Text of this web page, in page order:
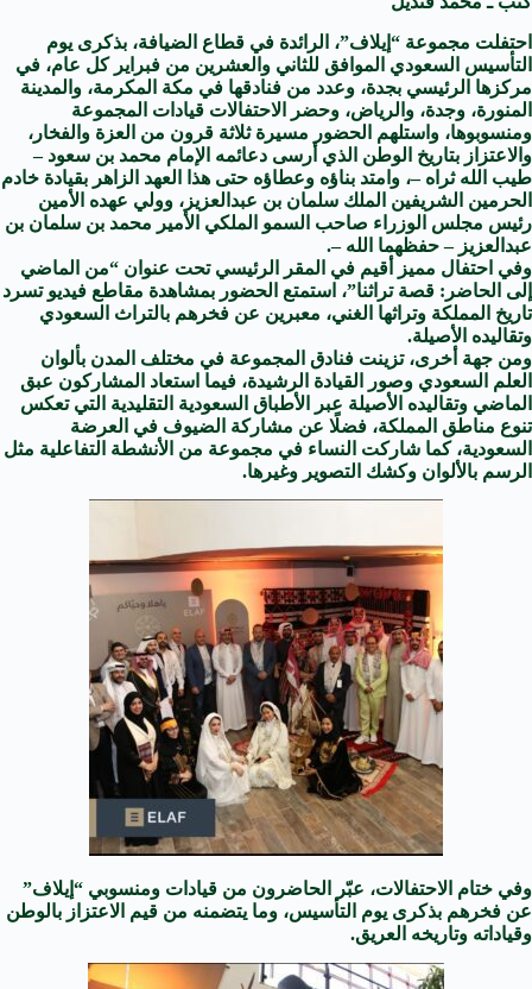
احتفلت مجموعة “إيلاف”، الرائدة في قطاع الضيافة، بذكرى يوم
التأسيس السعودي الموافق للثاني والعشرين من فبراير كل عام، في
مركزها الرئيسي بجدة، وعدد من فنادقها في مكة المكرمة، والمدينة
المنورة، وجدة، والرياض، وحضر الاحتفالات قيادات المجموعة
ومنسوبوها، واستلهم الحضور مسيرة ثلاثة قرون من العزة والفخار،
والاعتزاز بتاريخ الوطن الذي أرسى دعائمه الإمام محمد بن سعود –
طيب الله ثراه –، وامتد بناؤه وعطاؤه حتى هذا العهد الزاهر بقيادة خادم
الحرمين الشريفين الملك سلمان بن عبدالعزيز، وولي عهده الأمين
رئيس مجلس الوزراء صاحب السمو الملكي الأمير محمد بن سلمان بن
عبدالعزيز – حفظهما الله –.
وفي احتفال مميز أقيم في المقر الرئيسي تحت عنوان “من الماضي
إلى الحاضر: قصة تراثنا”، استمتع الحضور بمشاهدة مقاطع فيديو تسرد
تاريخ المملكة وتراثها الغني، معبرين عن فخرهم بالتراث السعودي
وتقاليده الأصيلة.
ومن جهة أخرى، تزينت فنادق المجموعة في مختلف المدن بألوان
العلم السعودي وصور القيادة الرشيدة، فيما استعاد المشاركون عبق
الماضي وتقاليده الأصيلة عبر الأطباق السعودية التقليدية التي تعكس
تنوع مناطق المملكة، فضلًا عن مشاركة الضيوف في العرضة
السعودية، كما شاركت النساء في مجموعة من الأنشطة التفاعلية مثل
الرسم بالألوان وكشك التصوير وغيرها.
وفي ختام الاحتفالات، عبّر الحاضرون من قيادات ومنسوبي “إيلاف”
عن فخرهم بذكرى يوم التأسيس، وما يتضمنه من قيم الاعتزاز بالوطن
وقياداته وتاريخه العريق.